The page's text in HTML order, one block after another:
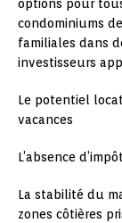
options pour
condominiums
familiales dans
investisseurs
Le potentiel
vacances
L’absence
La stabilité du
zones côtières